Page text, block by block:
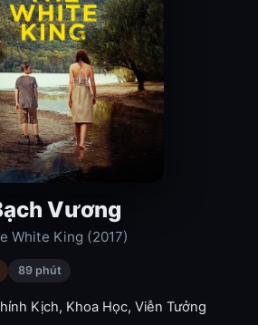
Vương
White King (2017)
89 phút
Kịch, Khoa Học, Viễn Tưởng